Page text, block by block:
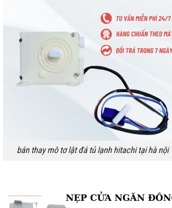
bán thay mô tơ lật đá tủ lạnh hitachi tại hà nội